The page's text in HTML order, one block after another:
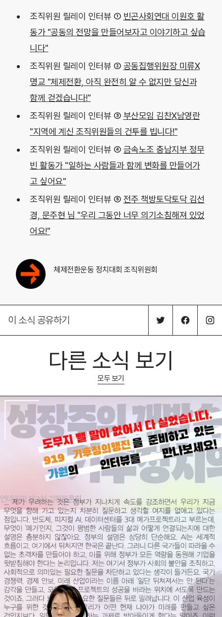
조직위원 릴레이 인터뷰 ① 빈곤사회연대 이원호 활
동가 "공동의 전망을 만들어보자고 이야기하고 싶습
니다"
조직위원 릴레이 인터뷰 ② 공동집행위원장 미류X
명교 "체제전환, 아직 완전히 알 수 없지만 당신과
함께 걷겠습니다!"
조직위원 릴레이 인터뷰 ③ 부산모임 김찬X남영란
"지역에 계신 조직위원들의 건투를 빕니다!"
조직위원 릴레이 인터뷰 ④ 금속노조 충남지부 정무
빈 활동가 "일하는 사람들과 함께 변화를 만들어가
고 싶어요"
조직위원 릴레이 인터뷰 ⑤ 전주 책방토닥토닥 김선
경, 문주현 님 "우리 그동안 너무 의기소침해져 있었
어요!"
체제전환운동 정치대회 조직위원회
이 소식 공유하기
다른 소식 보기
모두 보기